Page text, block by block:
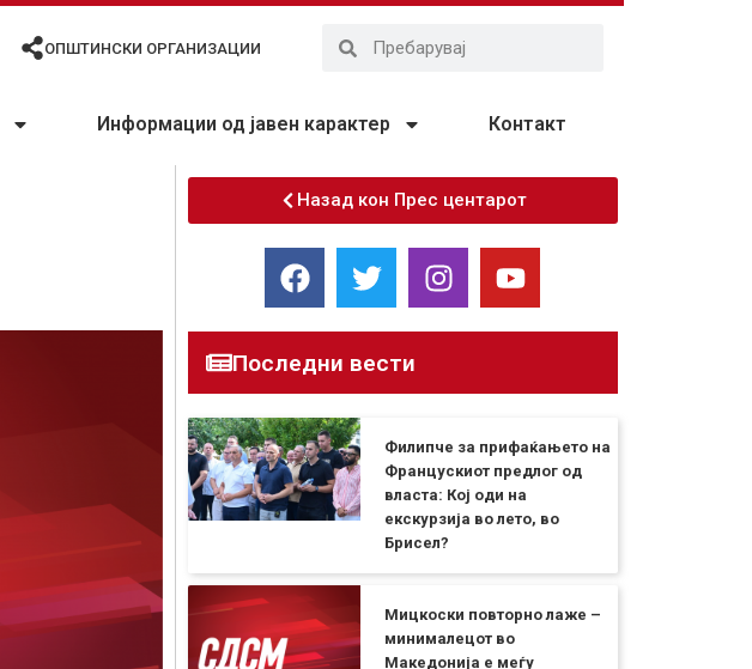
ОПШТИНСКИ ОРГАНИЗАЦИИ
Информации од јавен карактер Контакт
Назад кон Прес центарот
Последни вести
Филипче за прифаќањето на
Францускиот предлог од
власта: Кој оди на
екскурзија во лето, во
Брисел?
Мицкоски повторно лаже –
минималецот во
Македонија е меѓу